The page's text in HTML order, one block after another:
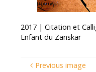
2017 | Citation et
Enfant du Zanskar
Previous image